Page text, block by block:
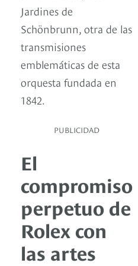
Jardines de
Schönbrunn, otra de las
transmisiones
emblemáticas de esta
orquesta fundada en
1842.
PUBLICIDAD
El
compromiso
perpetuo de
Rolex con
las artes